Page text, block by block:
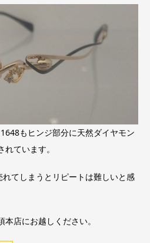
もヒンジ部分に天然ダイヤモン
ています。
てしまうとリピートは難しいと感
店にお越しください。